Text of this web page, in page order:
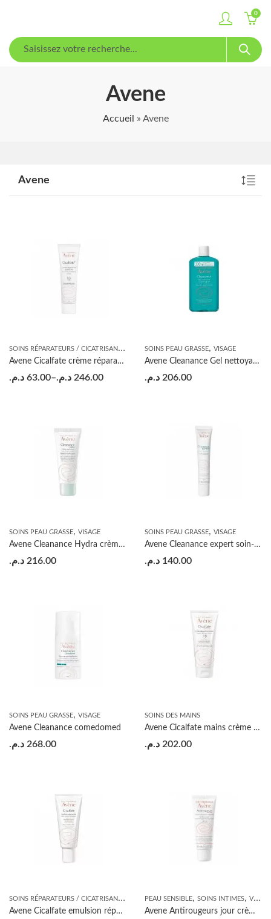
0
Avene
Accueil » Avene
Avene
S
OINS RÉPARATEURS / CICATRISANTS VISAGE
Avene Cicalfate crème réparatrice
63.00 د.م. – 246.00 د.م.
SOINS PEAU GRASSE, VISAGE
Avene Cleanance Gel nettoyant 300ml
206.00 د.م.
SOINS PEAU GRASSE, VISAGE
Avene Cleanance Hydra crème apaisante 40ml
216.00 د.م.
SOINS PEAU GRASSE, VISAGE
Avene Cleanance expert soin-emulsion imperfections légères à modérées 40ml
140.00 د.م.
SOINS PEAU GRASSE, VISAGE
Avene Cleanance comedomed
268.00 د.م.
SOINS DES MAINS
Avene Cicalfate mains crème réparatrice Isolante 100ml
202.00 د.م.
S
OINS RÉPARATEURS / CICATRISANTS VISAGE
Avene Cicalfate emulsion réparatrice post-acte 40ml
PEAU SENSIBLE, SOINS INTIMES, VISAGE
Avene Antirougeurs jour crème hydratante protectrice peaux sensibles sèches SPF20 40ml